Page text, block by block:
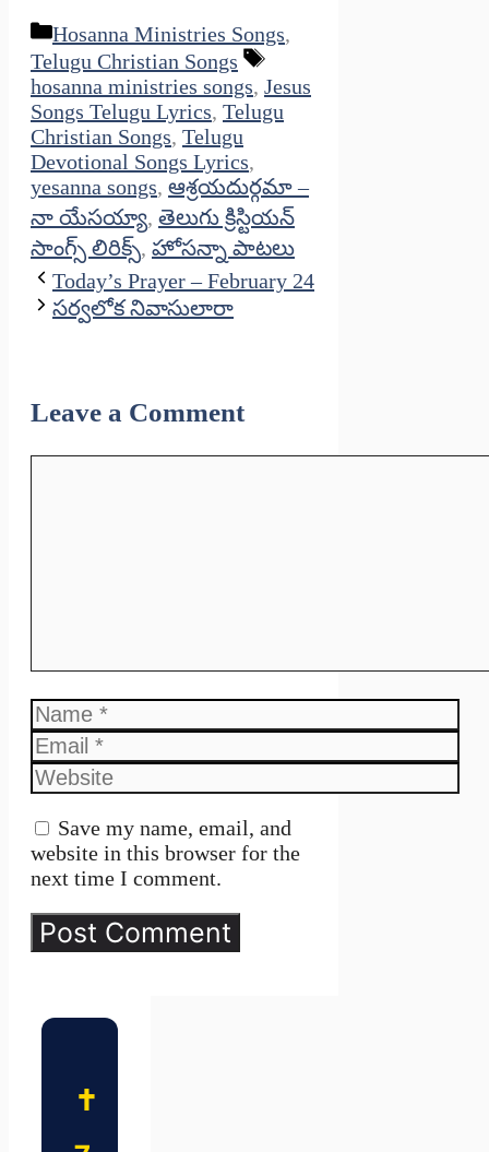
Categories
Hosanna Ministries Songs,
Telugu Christian Songs
Tags
hosanna ministries songs, Jesus
Songs Telugu Lyrics, Telugu
Christian Songs, Telugu
Devotional Songs Lyrics,
yesanna songs, ఆశ్రయదుర్గమా –
నా యేసయ్యా, తెలుగు క్రిస్టియన్
సాంగ్స్ లిరిక్స్, హోసన్నా పాటలు
Today’s Prayer – February 24
సర్వలోక నివాసులారా
Leave a Comment
Name
Email
Website
Save my name, email, and
website in this browser for the
next time I comment.
✝️